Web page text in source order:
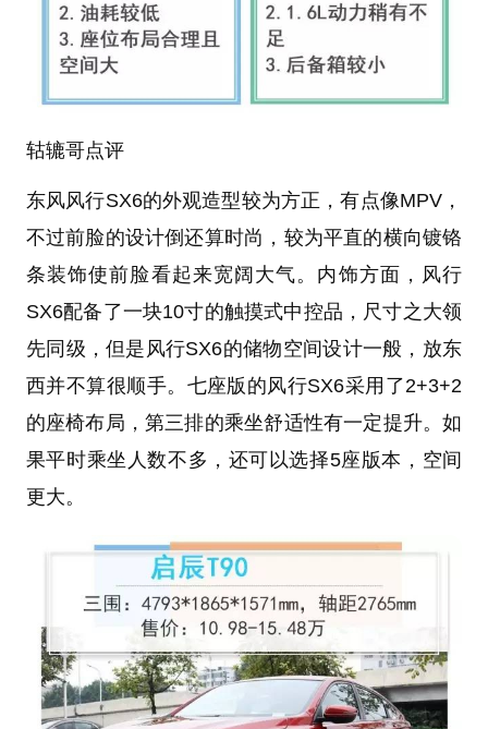
轱辘哥点评
东风风行SX6的外观造型较为方正，有点像MPV，
不过前脸的设计倒还算时尚，较为平直的横向镀铬
条装饰使前脸看起来宽阔大气。内饰方面，风行
SX6配备了一块10寸的触摸式中控品，尺寸之大领
先同级，但是风行SX6的储物空间设计一般，放东
西并不算很顺手。七座版的风行SX6采用了2+3+2
的座椅布局，第三排的乘坐舒适性有一定提升。如
果平时乘坐人数不多，还可以选择5座版本，空间
更大。